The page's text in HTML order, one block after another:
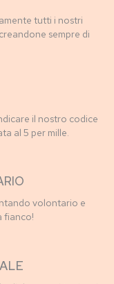
tutti i nostri
sempre di
il nostro codice
al 5 per mille.
volontario e
fianco!